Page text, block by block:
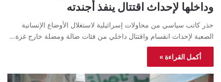
وداخلها لإحداث اقتتال ينفذ أجندته
حذر كاتب سياسي من محاولات إسرائيلية لاستغلال الأوضاع الإنسانية
الصعبة لإحداث انقسام واقتتال داخلي من فئات ضالة ومضلة خارج غزة…
أكمل القراءة »